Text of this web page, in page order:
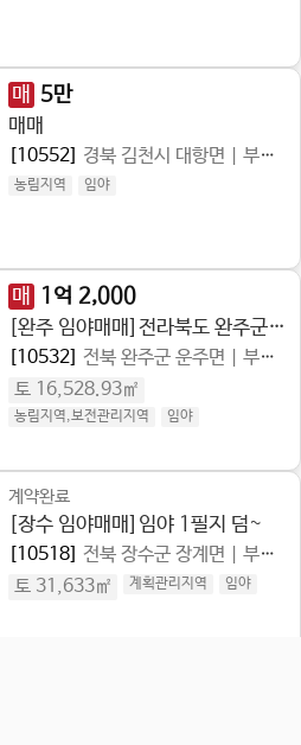
매 5만
매매
[10552] 경북 김천시 대항면 부동산 종류
농림지역 임야
매 1 억 2,000
[완주 임야매매]전라북도 완주군 운주면 금당리 임야
[10532] 전북 완주군 운주면
부동산 종류 임야
토 16,528.93㎡
농림지역,보전관리지역 임야
계약완료
[장수 임야매매]임야 1필지 덤~
[10518] 전북 장수군 장계면
부동산 종류 임야
토 31,633㎡
계획관리지역 임야